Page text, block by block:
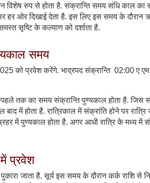
विशेष रुप से होता है. संक्रान्ति समय संधि काल
हर ओर दिखाई देता है. इस लिए इस समय के दौरान
सृष्टि के कल्याण को दर्शाता है.
समय
को प्रवेश करेंगे. भाद्रपद संक्रान्ति 02:00ए एम
तक का समय संक्रान्ति पुण्यकाल होता है. जिस
में होता है. रात्रिकाल में संक्रांति होने पर
में पुण्यकाल होता है. अगर आधी रात्रि के मध्य में
प्रवेश
जाता है. सूर्य इस समय के दौरान कर्क राशि